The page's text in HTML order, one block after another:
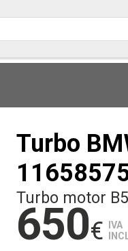
Turbo
Turbo motor
650€
IVA